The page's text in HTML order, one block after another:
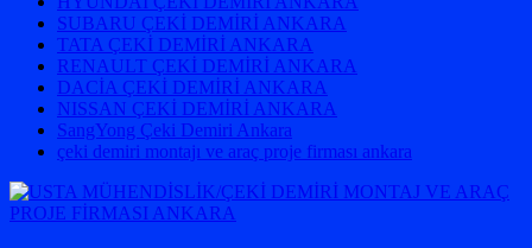
SUBARU ÇEKİ DEMİRİ ANKARA
TATA ÇEKİ DEMİRİ ANKARA
RENAULT ÇEKİ DEMİRİ ANKARA
DACİA ÇEKİ DEMİRİ ANKARA
NISSAN ÇEKİ DEMİRİ ANKARA
SangYong Çeki Demiri Ankara
çeki demiri montajı ve araç proje firması ankara